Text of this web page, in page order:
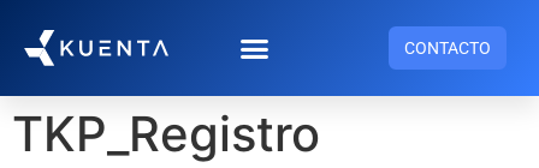
CONTACTO
TKP_Registro